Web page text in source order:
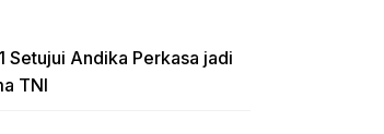
Setujui Andika Perkasa jadi
TNI